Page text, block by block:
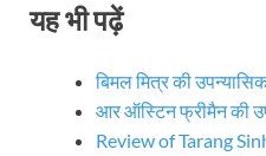
यह भी पढ़ें
बिमल मित्र की
आर ऑस्टिन फ्रीमैन की
Review of Tarang